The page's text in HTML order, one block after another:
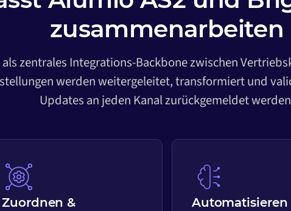
zusammenarbeiten
zentrales Integrations-Backbone zwischen
werden weitergeleitet, transformiert und
Updates an jeden Kanal zurückgemeldet
Zuordnen &
Automatisieren